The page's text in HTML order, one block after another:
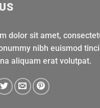
dolor sit amet,
nibh euismod
aliquam erat volutpat.